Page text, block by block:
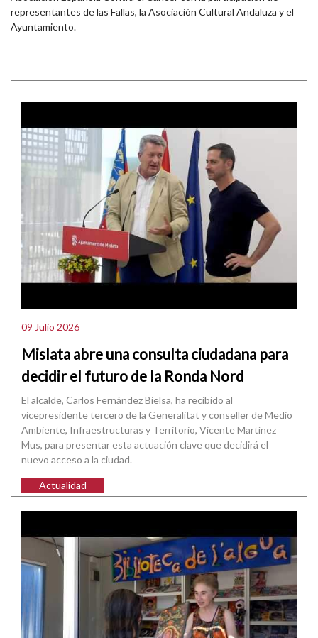
representantes de las Fallas, la Asociación Cultural Andaluza y el
Ayuntamiento.
09 Julio 2026
Mislata abre una consulta ciudadana para
decidir el futuro de la Ronda Nord
El alcalde, Carlos Fernández Bielsa, ha recibido al
vicepresidente tercero de la Generalitat y conseller de Medio
Ambiente, Infraestructuras y Territorio, Vicente Martínez
Mus, para presentar esta actuación clave que decidirá el
nuevo acceso a la ciudad.
Actualidad